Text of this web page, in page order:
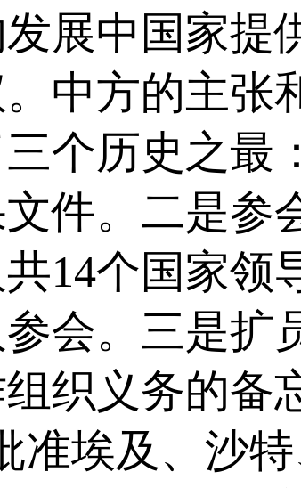
展中国家提
中方的主张
个历史之最
件。二是参
14个国家领
会。三是扩
织义务的备
准埃及、沙